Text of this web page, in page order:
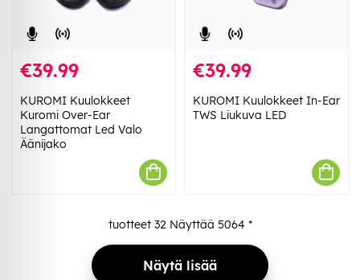
€39.99
KUROMI Kuulokkeet
Kuromi Over-Ear
Langattomat Led Valo
Äänijako
€39.99
KUROMI Kuulokkeet In-Ear
TWS Liukuva LED
tuotteet 32Näyttää 5064 *
Näytä lisää